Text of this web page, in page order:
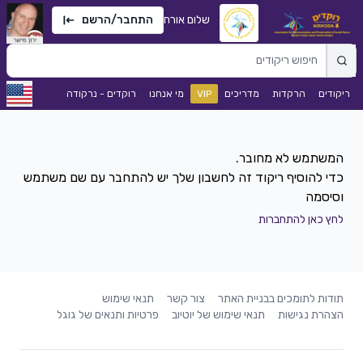
שלום אורח התחבר/הרשם
ריקודים הרקדות מדריכים VIP מי אנחנו רוקדים - נרקודה
כדי להוסיף ריקוד זה לחשבון שלך יש להתחבר עם שם משתמש
וסיסמה
לחץ כאן להתחברות
תודות לתומכים בבניית האתר צור קשר
תנאי שימוש
הצהרת נגישות
תנאי שימוש של יוטיוב פרטיות ותנאים של גוגל